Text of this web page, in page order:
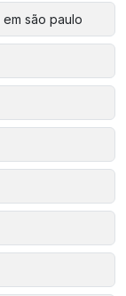
são paulo